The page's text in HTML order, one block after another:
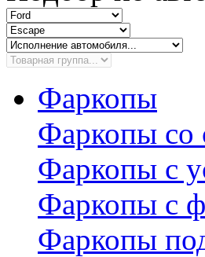
Фаркопы
Фаркопы со
Фаркопы с
Фаркопы с
Фаркопы